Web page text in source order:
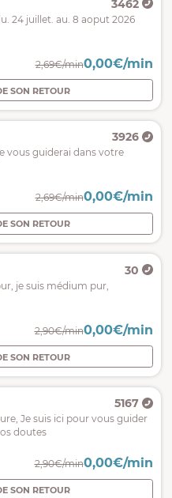
3462
2,69€/min0,00€/min
SON RETOUR
3926
vous guiderai dans votre
2,69€/min0,00€/min
SON RETOUR
30
je suis médium pur,
2,90€/min0,00€/min
SON RETOUR
5167
pour vous guider
doutes
2,90€/min0,00€/min
SON RETOUR